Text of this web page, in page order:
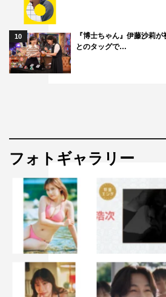
『大奥』シーズン1を拝見していた
とができて、非常にうれしく思いま
仲野には謙虚すぎるところがありま
もあり、多くの人に好かれるのだろ
ができるのは、とても貴重な経験
れしいです。
味方良介 コメント
10
『博士ちゃん』伊藤沙莉
とのタッグで…
フォトギャラリー